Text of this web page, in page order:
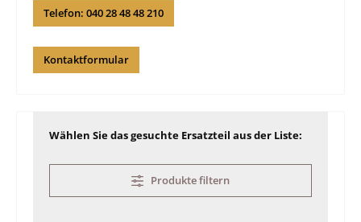
Telefon: 040 28 48 48 210
Kontaktformular
Wählen Sie das gesuchte Ersatzteil aus der Liste:
Produkte filtern